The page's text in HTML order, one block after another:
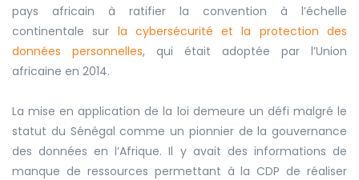
pays africain à ratifier la convention à l’échelle
continentale sur la cybersécurité et la protection des
données personnelles, qui était adoptée par l’Union
africaine en 2014.
La mise en application de la loi demeure un défi malgré le
statut du Sénégal comme un pionnier de la gouvernance
des donnéesen l’Afrique. Il y avait des informations de
manque de ressources permettant à la CDP de réaliser